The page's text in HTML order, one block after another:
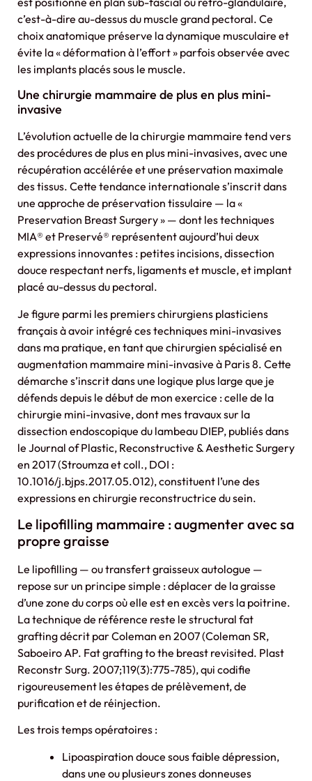
c’est-à-dire au-dessus du muscle grand pectoral. Ce
choix anatomique préserve la dynamique musculaire et
évite la « déformation à l’effort » parfois observée avec
les implants placés sous le muscle.
Une chirurgie mammaire de plus en plus mini-
invasive
L’évolution actuelle de la chirurgie mammaire tend vers
des procédures de plus en plus mini-invasives, avec une
récupération accélérée et une préservation maximale
des tissus. Cette tendance internationale s’inscrit dans
une approche de préservation tissulaire — la «
Preservation Breast Surgery » — dont les techniques
MIA® et Preservé® représentent aujourd’hui deux
expressions innovantes : petites incisions, dissection
douce respectant nerfs, ligaments et muscle, et implant
placé au-dessus du pectoral.
Je figure parmi les premiers chirurgiens plasticiens
français à avoir intégré ces techniques mini-invasives
dans ma pratique, en tant que chirurgien spécialisé en
augmentation mammaire mini-invasive à Paris 8. Cette
démarche s’inscrit dans une logique plus large que je
défends depuis le début de mon exercice : celle de la
chirurgie mini-invasive, dont mes travaux sur la
dissection endoscopique du lambeau DIEP, publiés dans
le Journal of Plastic, Reconstructive & Aesthetic Surgery
en 2017 (Stroumza et coll., DOI :
10.1016/j.bjps.2017.05.012), constituent l’une des
expressions en chirurgie reconstructrice du sein.
Le lipofilling mammaire : augmenter avec sa
propre graisse
Le lipofilling — ou transfert graisseux autologue —
repose sur un principe simple : déplacer de la graisse
d’une zone du corps où elle est en excès vers la poitrine.
La technique de référence reste le structural fat
grafting décrit par Coleman en 2007 (Coleman SR,
Saboeiro AP. Fat grafting to the breast revisited. Plast
Reconstr Surg. 2007;119(3):775-785), qui codifie
rigoureusement les étapes de prélèvement, de
purification et de réinjection.
Les trois temps opératoires :
Lipoaspiration douce sous faible dépression,
dans une ou plusieurs zones donneuses